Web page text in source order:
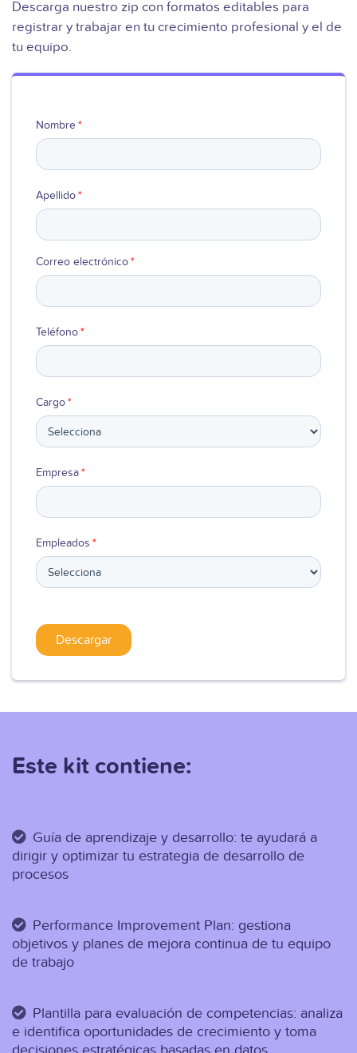
Ver video
Descarga nuestro zip con formatos editables para
registrar y trabajar en tu crecimiento profesional y el de
tu equipo.
Nombre*
Apellido*
Correo electrónico*
Teléfono*
Cargo*
Empresa*
Empleados *
Este kit contiene:
Guía de aprendizaje y desarrollo: te ayudará a
dirigir y optimizar tu estrategia de desarrollo de
procesos
Performance Improvement Plan: gestiona
objetivos y planes de mejora continua de tu equipo
de trabajo
Plantilla para evaluación de competencias: analiza
e identifica oportunidades de crecimiento y toma